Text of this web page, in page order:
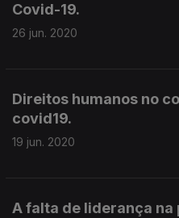
Covid-19.
26 jun. 2020
Direitos humanos no
covid19.
19 jun. 2020
A falta de liderança